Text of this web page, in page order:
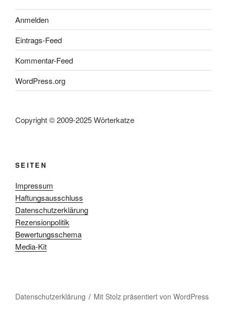
Anmelden
Eintrags-Feed
Kommentar-Feed
WordPress.org
Copyright © 2009-2025 Wörterkatze
SEITEN
Impressum
Haftungsausschluss
Datenschutzerklärung
Rezensionpolitik
Bewertungsschema
Media-Kit
Datenschutzerklärung Mit Stolz präsentiert von WordPress